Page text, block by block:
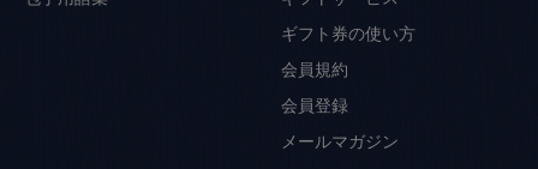
ギフト券の使い方
会員規約
会員登録
メールマガジン